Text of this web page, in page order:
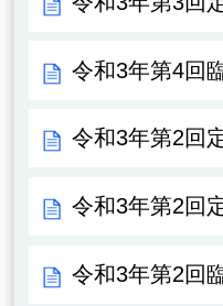
令和3年第4回
令和3年第2回
令和3年第2回
令和3年第2回